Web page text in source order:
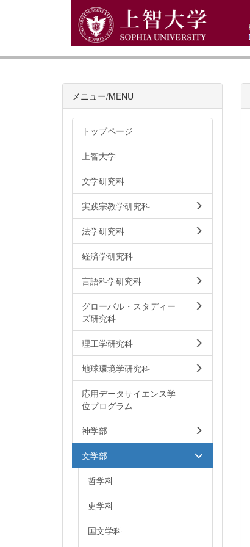
メニュー/MENU
トップページ
上智大学
文学研究科
実践宗教学研究科
法学研究科
経済学研究科
言語科学研究科
グローバル・スタディー
ズ研究科
理工学研究科
地球環境学研究科
応用データサイエンス学
位プログラム
神学部
文学部
哲学科
史学科
国文学科